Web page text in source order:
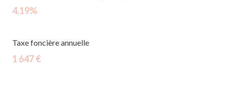
4,19%
Taxe foncière annuelle
1 647 €